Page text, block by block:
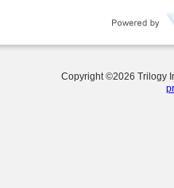
Copyright ©2026 Trilogy